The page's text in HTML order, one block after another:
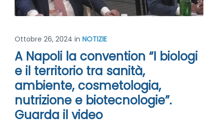
Ottobre 26, 2024 in NOTIZIE
A Napoli la convention “I biologi
e il territorio tra sanità,
ambiente, cosmetologia,
nutrizione e biotecnologie”.
Guarda il video